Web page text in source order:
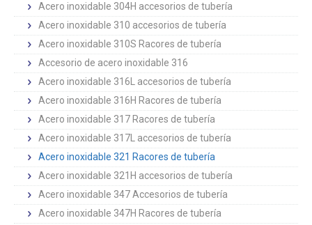
Acero inoxidable 304H accesorios de tubería
Acero inoxidable 310 accesorios de tubería
Acero inoxidable 310S Racores de tubería
Accesorio de acero inoxidable 316
Acero inoxidable 316L accesorios de tubería
Acero inoxidable 316H Racores de tubería
Acero inoxidable 317 Racores de tubería
Acero inoxidable 317L accesorios de tubería
Acero inoxidable 321 Racores de tubería
Acero inoxidable 321H accesorios de tubería
Acero inoxidable 347 Accesorios de tubería
Acero inoxidable 347H Racores de tubería